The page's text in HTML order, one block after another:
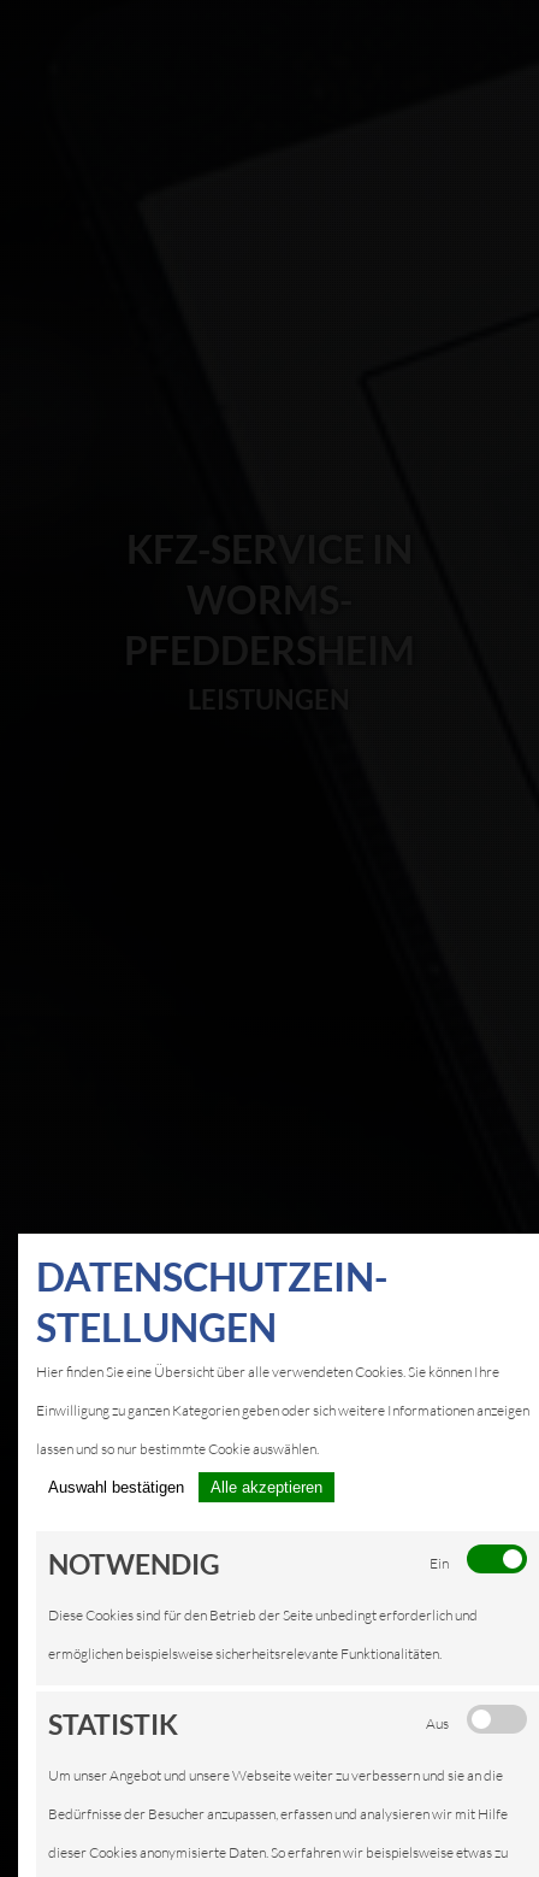
KFZ-SERVICE IN
WORMS-
PFEDDERSHEIM
LEISTUNGEN
DATEN­SCHUTZ­EIN­
STELLUNGEN
Hier finden Sie eine Übersicht über alle verwendeten Cookies. Sie können Ihre
Einwilligung zu ganzen Kategorien geben oder sich weitere Informationen anzeigen
lassen und so nur bestimmte Cookie auswählen.
Auswahl bestätigen Alle akzeptieren
NOTWENDIG Ein
Diese Cookies sind für den Betrieb der Seite unbedingt erforderlich und
ermöglichen beispielsweise sicherheitsrelevante Funktionalitäten.
STATISTIK Aus
Um unser Angebot und unsere Webseite weiter zu verbessern und sie an die
Bedürfnisse der Besucher anzupassen, erfassen und analysieren wir mit Hilfe
dieser Cookies anonymisierte Daten. So erfahren wir beispielsweise etwas zu